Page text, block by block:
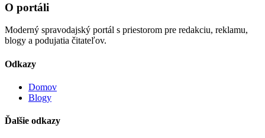
O portáli
Moderný spravodajský portál s priestorom pre redakciu, reklamu,
blogy a podujatia čitateľov.
Odkazy
Domov
Blogy
Ďalšie odkazy